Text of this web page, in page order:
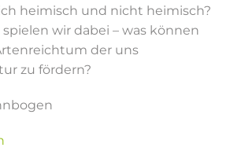
heimisch und nicht heimisch?
wir dabei – was können
der uns
zu fördern?